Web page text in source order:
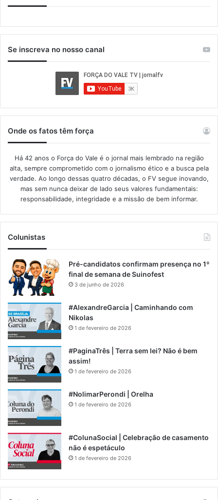
Se inscreva no nosso canal
Onde os fatos têm força
Há 42 anos o Força do Vale é o jornal mais lembrado na região
alta, sempre comprometido com o jornalismo ético e a busca pela
verdade. Ao longo dessas quatro décadas, o FV segue inovando,
mas sem nunca deixar de lado seus valores fundamentais:
responsabilidade, integridade e a missão de bem informar.​
Colunistas
Pré-candidatos confirmam presença no 1º
final de semana de Suinofest
3 de junho de 2026
#AlexandreGarcia | Caminhando com
Nikolas
1 de fevereiro de 2026
#PaginaTrês | Terra sem lei? Não é bem
assim!
1 de fevereiro de 2026
#NolimarPerondi | Orelha
1 de fevereiro de 2026
#ColunaSocial | Celebração de casamento
não é espetáculo
1 de fevereiro de 2026